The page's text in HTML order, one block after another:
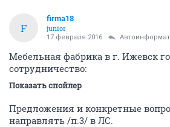
F
firma18
junior
17 февраля 2016
Мебельная фабрика в г. Ижевск
сотрудничество:
Показать спойлер
Предложения и конкретные
направлять /п.3/ в ЛС.